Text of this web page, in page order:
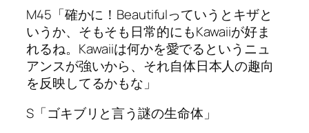
M45「確かに！Beautifulっていうとキザと
いうか、そもそも日常的にもKawaiiが好ま
れるね。Kawaiiは何かを愛でるというニュ
アンスが強いから、それ自体日本人の趣向
を反映してるかもな」
S「ゴキブリと言う謎の生命体」